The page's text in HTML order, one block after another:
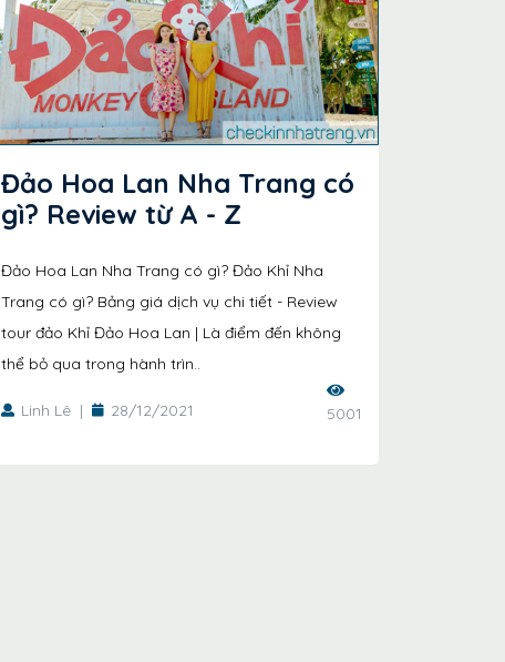
Đảo Hoa Lan Nha Trang có
gì? Review từ A - Z
Đảo Hoa Lan Nha Trang có gì? Đảo Khỉ Nha
Trang có gì? Bảng giá dịch vụ chi tiết - Review
tour đảo Khỉ Đảo Hoa Lan | Là điểm đến không
thể bỏ qua trong hành trìn..
Linh Lê | 28/12/2021 5001